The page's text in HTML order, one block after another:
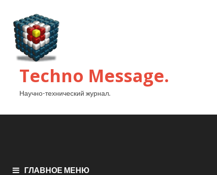
Techno Message.
Научно-технический журнал.
ГЛАВНОЕ МЕНЮ